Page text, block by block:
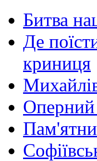
Битва
Де
криниця
Оперний